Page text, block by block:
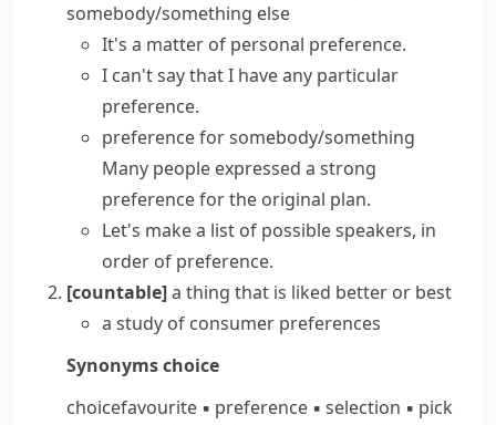
somebody/something else
It's a matter of personal preference.
I can't say that I have any particular
preference.
preference for somebody/something
Many people expressed a strong
preferencefor the original plan.
Let's make a list of possible speakers, in
order of preference.
[countable]a thing that is liked better or best
a study of consumer preferences
Synonymschoice
choicefavourite ▪ preference ▪ selection ▪ pick